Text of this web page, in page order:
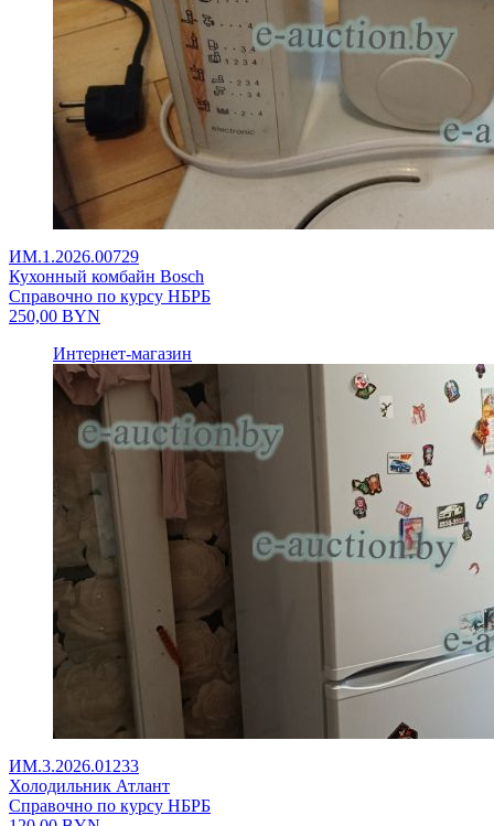
ИМ.1.2026.00729
Кухонный комбайн Bosch
Справочно по курсу НБРБ
250,00 BYN
Интернет-магазин
ИМ.3.2026.01233
Холодильник Атлант
Справочно по курсу НБРБ